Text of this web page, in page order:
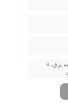
دفترچه، برگه گارانتی، دوشاخه برق، 4